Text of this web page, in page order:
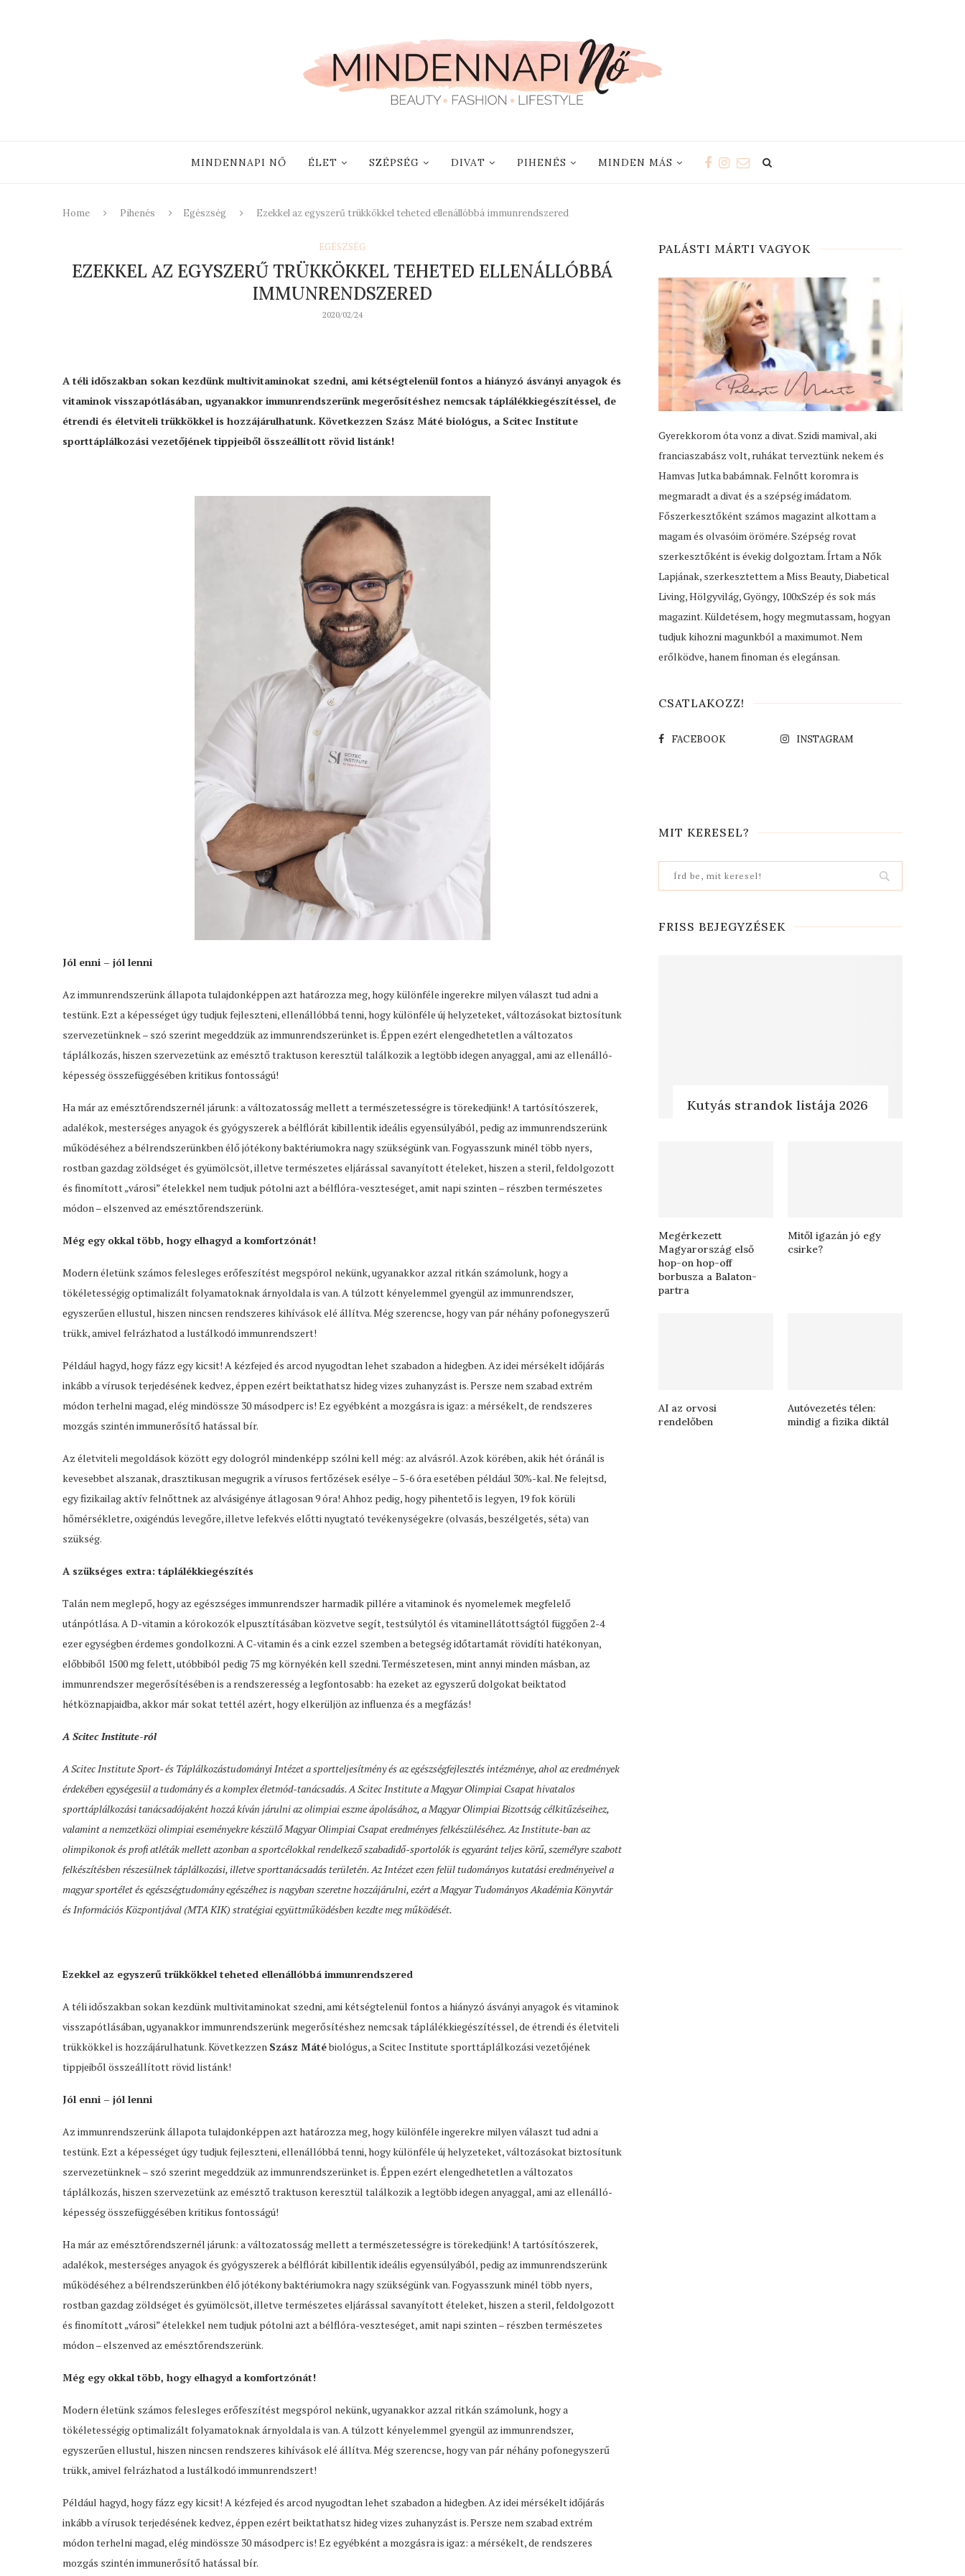
MINDENNAPI NŐ ÉLET SZÉPSÉG DIVAT PIHENÉS MINDEN MÁS
Home Pihenés Egészség Ezekkel az egyszerű trükkökkel teheted ellenállóbbá immunrendszered
EGÉSZSÉG
EZEKKEL AZ EGYSZERŰ TRÜKKÖKKEL TEHETED ELLENÁLLÓBBÁ
IMMUNRENDSZERED
2020/02/24
A téli időszakban sokan kezdünk multivitaminokat szedni, ami kétségtelenül fontos a hiányzó ásványi anyagok és
vitaminok visszapótlásában, ugyanakkor immunrendszerünk megerősítéshez nemcsak táplálékkiegészítéssel, de
étrendi és életviteli trükkökkel is hozzájárulhatunk. Következzen Szász Máté biológus, a Scitec Institute
sporttáplálkozási vezetőjének tippjeiből összeállított rövid listánk!
Jól enni – jól lenni
Az immunrendszerünk állapota tulajdonképpen azt határozza meg, hogy különféle ingerekre milyen választ tud adni a
testünk. Ezt a képességet úgy tudjuk fejleszteni, ellenállóbbá tenni, hogy különféle új helyzeteket, változásokat biztosítunk
szervezetünknek – szó szerint megeddzük az immunrendszerünket is. Éppen ezért elengedhetetlen a változatos
táplálkozás, hiszen szervezetünk az emésztő traktuson keresztül találkozik a legtöbb idegen anyaggal, ami az ellenálló-
képesség összefüggésében kritikus fontosságú!
Ha már az emésztőrendszernél járunk: a változatosság mellett a természetességre is törekedjünk! A tartósítószerek,
adalékok, mesterséges anyagok és gyógyszerek a bélflórát kibillentik ideális egyensúlyából, pedig az immunrendszerünk
működéséhez a bélrendszerünkben élő jótékony baktériumokra nagy szükségünk van. Fogyasszunk minél több nyers,
rostban gazdag zöldséget és gyümölcsöt, illetve természetes eljárással savanyított ételeket, hiszen a steril, feldolgozott
és finomított „városi” ételekkel nem tudjuk pótolni azt a bélflóra-veszteséget, amit napi szinten – részben természetes
módon – elszenved az emésztőrendszerünk.
Még egy okkal több, hogy elhagyd a komfortzónát!
Modern életünk számos felesleges erőfeszítést megspórol nekünk, ugyanakkor azzal ritkán számolunk, hogy a
tökéletességig optimalizált folyamatoknak árnyoldala is van. A túlzott kényelemmel gyengül az immunrendszer,
egyszerűen ellustul, hiszen nincsen rendszeres kihívások elé állítva. Még szerencse, hogy van pár néhány pofonegyszerű
trükk, amivel felrázhatod a lustálkodó immunrendszert!
Például hagyd, hogy fázz egy kicsit! A kézfejed és arcod nyugodtan lehet szabadon a hidegben. Az idei mérsékelt időjárás
inkább a vírusok terjedésének kedvez, éppen ezért beiktathatsz hideg vizes zuhanyzást is. Persze nem szabad extrém
módon terhelni magad, elég mindössze 30 másodperc is! Ez egyébként a mozgásra is igaz: a mérsékelt, de rendszeres
mozgás szintén immunerősítő hatással bír.
Az életviteli megoldások között egy dologról mindenképp szólni kell még: az alvásról. Azok körében, akik hét óránál is
kevesebbet alszanak, drasztikusan megugrik a vírusos fertőzések esélye – 5-6 óra esetében például 30%-kal. Ne felejtsd,
egy fizikailag aktív felnőttnek az alvásigénye átlagosan 9 óra! Ahhoz pedig, hogy pihentető is legyen, 19 fok körüli
hőmérsékletre, oxigéndús levegőre, illetve lefekvés előtti nyugtató tevékenységekre (olvasás, beszélgetés, séta) van
szükség.
A szükséges extra: táplálékkiegészítés
Talán nem meglepő, hogy az egészséges immunrendszer harmadik pillére a vitaminok és nyomelemek megfelelő
utánpótlása. A D-vitamin a kórokozók elpusztításában közvetve segít, testsúlytól és vitaminellátottságtól függően 2-4
ezer egységben érdemes gondolkozni. A C-vitamin és a cink ezzel szemben a betegség időtartamát rövidíti hatékonyan,
előbbiből 1500 mg felett, utóbbiból pedig 75 mg környékén kell szedni. Természetesen, mint annyi minden másban, az
immunrendszer megerősítésében is a rendszeresség a legfontosabb: ha ezeket az egyszerű dolgokat beiktatod
hétköznapjaidba, akkor már sokat tettél azért, hogy elkerüljön az influenza és a megfázás!
A Scitec Institute-ról
A Scitec Institute Sport- és Táplálkozástudományi Intézet a sportteljesítmény és az egészségfejlesztés intézménye, ahol az eredmények
érdekében egységesül a tudomány és a komplex életmód-tanácsadás. A Scitec Institute a Magyar Olimpiai Csapat hivatalos
sporttáplálkozási tanácsadójaként hozzá kíván járulni az olimpiai eszme ápolásához, a Magyar Olimpiai Bizottság célkitűzéseihez,
valamint a nemzetközi olimpiai eseményekre készülő Magyar Olimpiai Csapat eredményes felkészüléséhez. Az Institute-ban az
olimpikonok és profi atléták mellett azonban a sportcélokkal rendelkező szabadidő-sportolók is egyaránt teljes körű, személyre szabott
felkészítésben részesülnek táplálkozási, illetve sporttanácsadás területén. Az Intézet ezen felül tudományos kutatási eredményeivel a
magyar sportélet és egészségtudomány egészéhez is nagyban szeretne hozzájárulni, ezért a Magyar Tudományos Akadémia Könyvtár
és Információs Központjával (MTA KIK) stratégiai együttműködésben kezdte meg működését.
Ezekkel az egyszerű trükkökkel teheted ellenállóbbá immunrendszered
A téli időszakban sokan kezdünk multivitaminokat szedni, ami kétségtelenül fontos a hiányzó ásványi anyagok és vitaminok
visszapótlásában, ugyanakkor immunrendszerünk megerősítéshez nemcsak táplálékkiegészítéssel, de étrendi és életviteli
trükkökkel is hozzájárulhatunk. Következzen Szász Mátébiológus, a Scitec Institute sporttáplálkozási vezetőjének
tippjeiből összeállított rövid listánk!
Jól enni – jól lenni
Az immunrendszerünk állapota tulajdonképpen azt határozza meg, hogy különféle ingerekre milyen választ tud adni a
testünk. Ezt a képességet úgy tudjuk fejleszteni, ellenállóbbá tenni, hogy különféle új helyzeteket, változásokat biztosítunk
szervezetünknek – szó szerint megeddzük az immunrendszerünket is. Éppen ezért elengedhetetlen a változatos
táplálkozás, hiszen szervezetünk az emésztő traktuson keresztül találkozik a legtöbb idegen anyaggal, ami az ellenálló-
képesség összefüggésében kritikus fontosságú!
Ha már az emésztőrendszernél járunk: a változatosság mellett a természetességre is törekedjünk! A tartósítószerek,
adalékok, mesterséges anyagok és gyógyszerek a bélflórát kibillentik ideális egyensúlyából, pedig az immunrendszerünk
működéséhez a bélrendszerünkben élő jótékony baktériumokra nagy szükségünk van. Fogyasszunk minél több nyers,
rostban gazdag zöldséget és gyümölcsöt, illetve természetes eljárással savanyított ételeket, hiszen a steril, feldolgozott
és finomított „városi” ételekkel nem tudjuk pótolni azt a bélflóra-veszteséget, amit napi szinten – részben természetes
módon – elszenved az emésztőrendszerünk.
Még egy okkal több, hogy elhagyd a komfortzónát!
Modern életünk számos felesleges erőfeszítést megspórol nekünk, ugyanakkor azzal ritkán számolunk, hogy a
tökéletességig optimalizált folyamatoknak árnyoldala is van. A túlzott kényelemmel gyengül az immunrendszer,
egyszerűen ellustul, hiszen nincsen rendszeres kihívások elé állítva. Még szerencse, hogy van pár néhány pofonegyszerű
trükk, amivel felrázhatod a lustálkodó immunrendszert!
Például hagyd, hogy fázz egy kicsit! A kézfejed és arcod nyugodtan lehet szabadon a hidegben. Az idei mérsékelt időjárás
inkább a vírusok terjedésének kedvez, éppen ezért beiktathatsz hideg vizes zuhanyzást is. Persze nem szabad extrém
módon terhelni magad, elég mindössze 30 másodperc is! Ez egyébként a mozgásra is igaz: a mérsékelt, de rendszeres
mozgás szintén immunerősítő hatással bír.
PALÁSTI MÁRTI VAGYOK
Gyerekkorom óta vonz a divat. Szidi mamival, aki
franciaszabász volt, ruhákat terveztünk nekem és
Hamvas Jutka babámnak. Felnőtt koromra is
megmaradt a divat és a szépség imádatom.
Főszerkesztőként számos magazint alkottam a
magam és olvasóim örömére. Szépség rovat
szerkesztőként is évekig dolgoztam. Írtam a Nők
Lapjának, szerkesztettem a Miss Beauty, Diabetical
Living, Hölgyvilág, Gyöngy, 100xSzép és sok más
magazint. Küldetésem, hogy megmutassam, hogyan
tudjuk kihozni magunkból a maximumot. Nem
erőlködve, hanem finoman és elegánsan.
CSATLAKOZZ!
FACEBOOK INSTAGRAM
MIT KERESEL?
FRISS BEJEGYZÉSEK
Kutyás strandok listája 2026
Megérkezett
Magyarország első
hop-on hop-off
borbusza a Balaton-
partra
Mitől igazán jó egy
csirke?
AI az orvosi
rendelőben
Autóvezetés télen:
mindig a fizika diktál